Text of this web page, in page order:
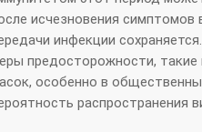
исчезновения симптомов
инфекции
предосторожности, такие
особенно в
распространения